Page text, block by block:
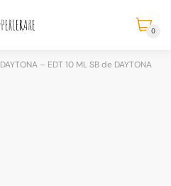
0
DAYTONA – EDT 10 ML SB de DAYTONA